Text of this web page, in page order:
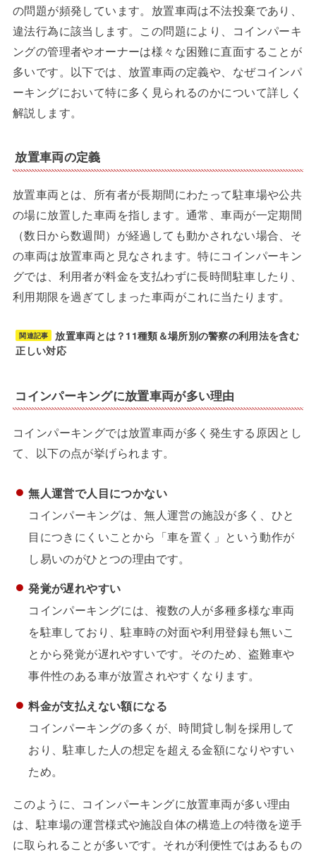
の問題が頻発しています。放置車両は不法投棄であり、
違法行為に該当します。この問題により、コインパーキ
ングの管理者やオーナーは様々な困難に直面することが
多いです。以下では、放置車両の定義や、なぜコインパ
ーキングにおいて特に多く見られるのかについて詳しく
解説します。
放置車両の定義
放置車両とは、所有者が長期間にわたって駐車場や公共
の場に放置した車両を指します。通常、車両が一定期間
（数日から数週間）が経過しても動かされない場合、そ
の車両は放置車両と見なされます。特にコインパーキン
グでは、利用者が料金を支払わずに長時間駐車したり、
利用期限を過ぎてしまった車両がこれに当たります。
関連記事
放置車両とは？11種類＆場所別の警察の利用法を含む
正しい対応
コインパーキングに放置車両が多い理由
コインパーキングでは放置車両が多く発生する原因とし
て、以下の点が挙げられます。
無人運営で人目につかない
コインパーキングは、無人運営の施設が多く、ひと
目につきにくいことから「車を置く」という動作が
し易いのがひとつの理由です。
発覚が遅れやすい
コインパーキングには、複数の人が多種多様な車両
を駐車しており、駐車時の対面や利用登録も無いこ
とから発覚が遅れやすいです。そのため、盗難車や
事件性のある車が放置されやすくなります。
料金が支払えない額になる
コインパーキングの多くが、時間貸し制を採用して
おり、駐車した人の想定を超える金額になりやすい
ため。
このように、コインパーキングに放置車両が多い理由
は、駐車場の運営様式や施設自体の構造上の特徴を逆手
に取られることが多いです。それが利便性ではあるもの